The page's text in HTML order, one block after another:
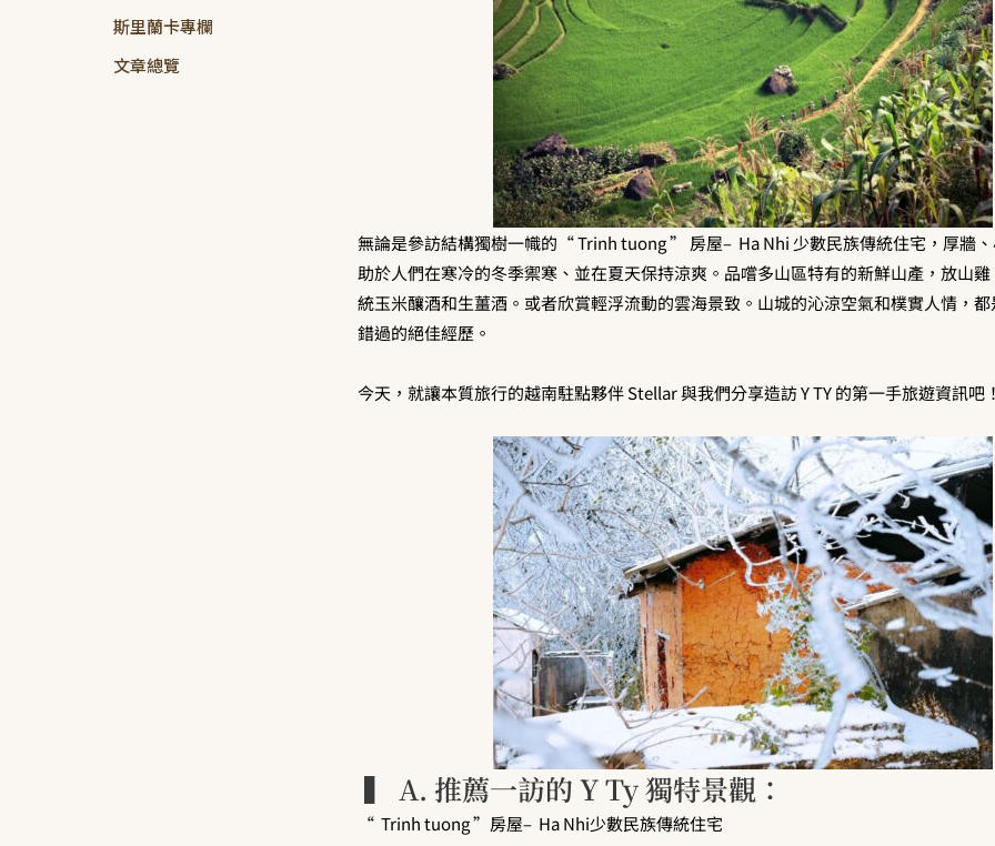
斯里蘭卡專欄
文章總覽
無論是參訪結構獨樹一幟的“ Trinh tuong ” 房屋– Ha Nhi 少數民族傳統住宅，厚牆
助於人們在寒冷的冬季禦寒、並在夏天保持涼爽。品嚐多山區特有的新鮮山產，放山
統玉米釀酒和生薑酒。或者欣賞輕浮流動的雲海景致。山城的沁涼空氣和樸實人情，都
錯過的絕佳經歷。
今天，就讓本質旅行的越南駐點夥伴 Stellar 與我們分享造訪 Y TY 的第一手旅遊資訊吧！
▍ A. 推薦一訪的 Y Ty 獨特景觀：
“ Trinh tuong ”房屋– Ha Nhi少數民族傳統住宅